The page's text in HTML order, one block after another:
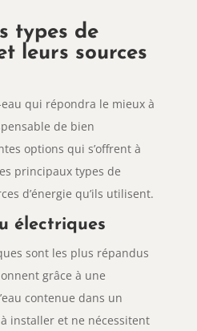
types de
leurs sources
qui répondra le mieux à
de bien
options qui s’offrent à
principaux types de
d’énergie qu’ils utilisent.
électriques
sont les plus répandus
grâce à une
contenue dans un
installer et ne nécessitent